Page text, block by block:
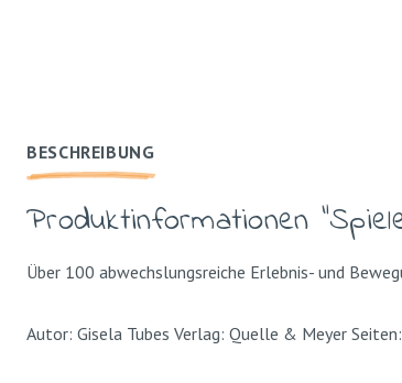
BESCHREIBUNG
Produktinformationen
Über 100 abwechslungsreiche Erlebnis- und
Autor: Gisela Tubes Verlag: Quelle & Meyer